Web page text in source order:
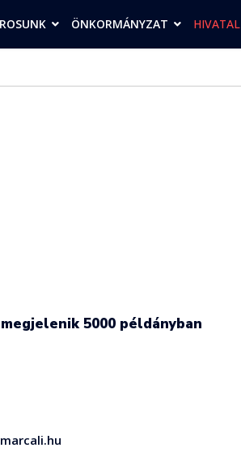
ÖNKORMÁNYZAT HIVATAL
5000 példányban